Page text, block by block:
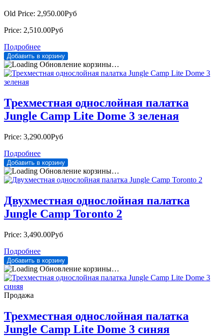
Old Price: 2,950.00Руб
Price: 2,510.00Руб
Подробнее
Обновление корзины…
Трехместная однослойная палатка
Jungle Camp Lite Dome 3 зеленая
Price: 3,290.00Руб
Подробнее
Обновление корзины…
Двухместная однослойная палатка
Jungle Camp Toronto 2
Price: 3,490.00Руб
Подробнее
Обновление корзины…
Продажа
Трехместная однослойная палатка
Jungle Camp Lite Dome 3 синяя